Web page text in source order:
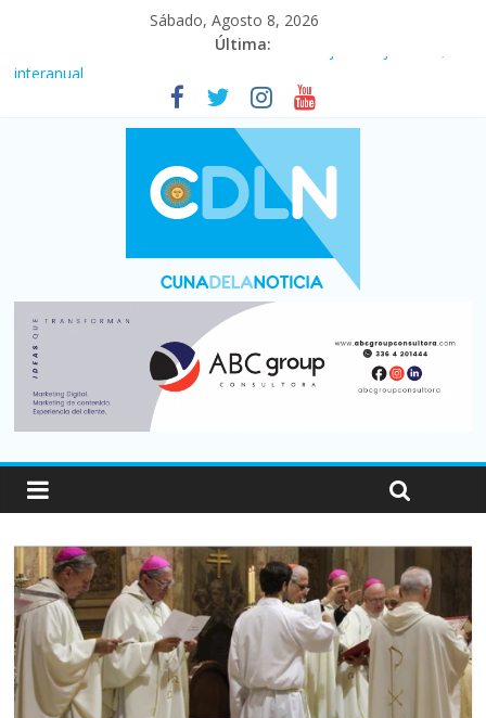
Sábado, Agosto 8, 2026
Última:
Fuerte caída de la venta de autos usados en julio: bajó un 12,6%
Central venció 1 a 0 al River de Coudet en el Monumental
La morosidad alcanzó su nivel más alto en dos décadas y ya
afecta a 400 mil deudores en Santa Fe
Desde que asumió Milei cerraron 41.000 kioscos: el sector
denuncia crisis como en 2001
Vacaciones de invierno con más movimiento y consumo
turístico: 4,6 millones de personas viajaron por el país, un 5,9%